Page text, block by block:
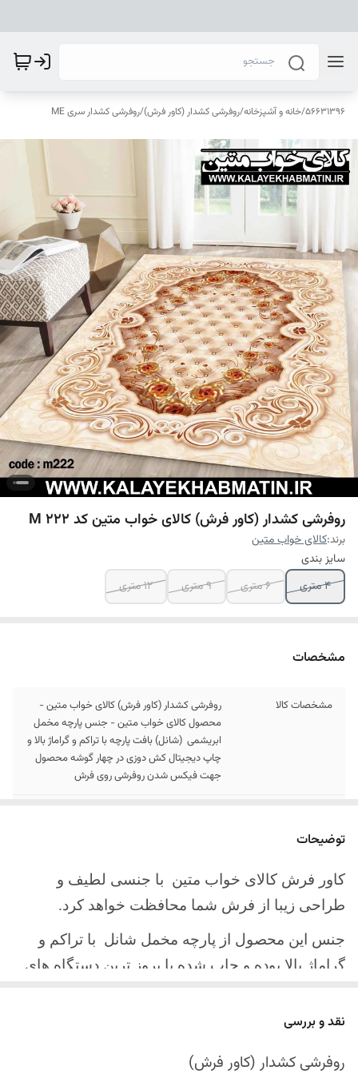
56631396
/خانه و آشپزخانه/روفرشی کشدار (کاور فرش)/روفرشی کشدار سری ME
روفرشی کشدار (کاور فرش) کالای خواب متین کد M 222
برند:کالای خواب متین
سایز بندی
4 متری
6 متری 9 متری 12 متری
مشخصات
مشخصات کالا
روفرشی کشدار (کاور فرش) کالای خواب متین -
محصول کالای خواب متین - جنس پارچه مخمل
ابریشمی (شانل) بافت پارچه با تراکم و گراماژ بالا و
چاپ دیجیتال کش دوزی در چهار گوشه محصول
جهت فیکس شدن روفرشی روی فرش
ارسال کالا
آینده
توضیحات
کاور فرش کالای خواب متین با جنسی لطیف و
طراحی زیبا از فرش شما محافظت خواهد کرد.
جنس این محصول از پارچه مخمل شانل با تراکم و
گراماژ بالا بوده و چاپ شده با بروز ترین دستگاه های
چهار گوشه این محصول با کش باکیفیت دوخته‌شده
نقد و بررسی
روفرشی کشدار (کاور فرش)